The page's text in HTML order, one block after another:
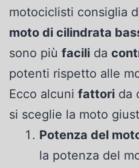
motociclisti consiglia
moto di cilindrata
sono più facili da
potenti rispetto alle
Ecco alcuni fattori da
si sceglie la moto
Potenza del
la potenza del